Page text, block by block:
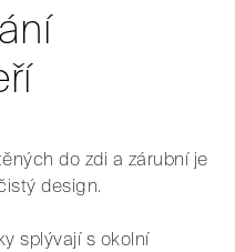
do zdi a zárubní je
design.
splývají s okolní